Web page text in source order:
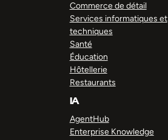
Commerce de détail
Services informatiques et
techniques
Santé
Éducation
Hôtellerie
Restaurants
IA
AgentHub
Enterprise Knowledge